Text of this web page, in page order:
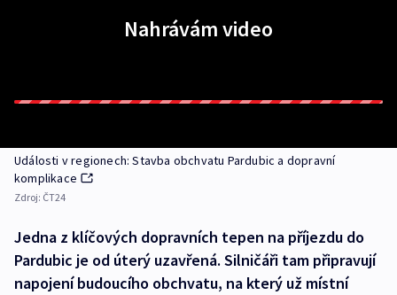
Nahrávám video
Události v regionech: Stavba obchvatu Pardubic a dopravní
komplikace
Zdroj: ČT24
Jedna z klíčových dopravních tepen na příjezdu do
Pardubic je od úterý uzavřená. Silničáři tam připravují
napojení budoucího obchvatu, na který už místní